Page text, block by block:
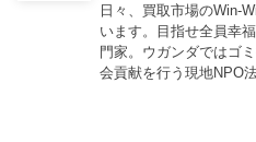
日々、買取市場のWin-
います。目指せ全員幸
門家。ウガンダではゴ
会貢献を行う現地NPO